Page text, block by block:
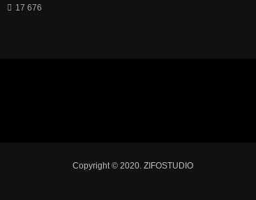
Later17 676
Copyright © 2020. ZIFOSTUDIO